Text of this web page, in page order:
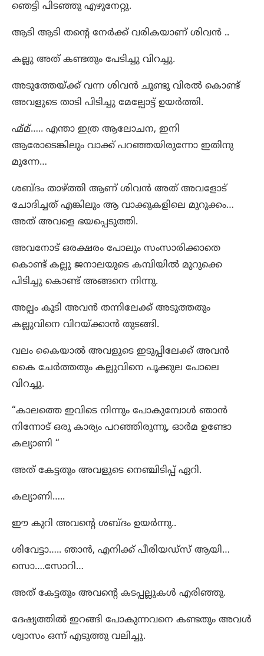
ഞെട്ടി പിടഞ്ഞു എഴുനേറ്റു.
ആടി ആടി തന്റെ നേർക്ക് വരികയാണ് ശിവൻ ..
കല്ലു അത് കണ്ടതും പേടിച്ചു വിറച്ചു.
അടുത്തേയ്ക്ക് വന്ന ശിവൻ ചൂണ്ടു വിരൽ കൊണ്ട്
അവളുടെ താടി പിടിച്ചു മേല്പോട്ട് ഉയർത്തി.
ഹ്മ്മ്….. എന്താ ഇത്ര ആലോചന, ഇനി
ആരോടെങ്കിലും വാക്ക് പറഞ്ഞയിരുന്നോ ഇതിനു
മുന്നേ…
ശബ്ദം താഴ്ത്തി ആണ് ശിവൻ അത് അവളോട്
ചോദിച്ചത് എങ്കിലും ആ വാക്കുകളിലെ മുറുക്കം…
അത് അവളെ ഭയപ്പെടുത്തി.
അവനോട് ഒരക്ഷരം പോലും സംസാരിക്കാതെ
കൊണ്ട് കല്ലു ജനാലയുടെ കമ്പിയിൽ മുറുക്കെ
പിടിച്ചു കൊണ്ട് അങ്ങനെ നിന്നു.
അല്പം കൂടി അവൻ തന്നിലേക്ക് അടുത്തതും
കല്ലുവിനെ വിറയ്ക്കാൻ തുടങ്ങി.
വലം കൈയാൽ അവളുടെ ഇടുപ്പിലേക്ക് അവൻ
കൈ ചേർത്തതും കല്ലുവിനെ പൂക്കുല പോലെ
വിറച്ചു.
“കാലത്തെ ഇവിടെ നിന്നും പോകുമ്പോൾ ഞാൻ
നിന്നോട് ഒരു കാര്യം പറഞ്ഞിരുന്നു, ഓർമ ഉണ്ടോ
കല്യാണി “
അത് കേട്ടതും അവളുടെ നെഞ്ചിടിപ്പ് ഏറി.
കല്യാണി…..
ഈ കുറി അവന്റെ ശബ്ദം ഉയർന്നു..
ശിവേട്ടാ….. ഞാൻ, എനിക്ക് പീരിയഡ്സ് ആയി…
സൊ….സോറി…
അത് കേട്ടതും അവന്റെ കടപ്പല്ലുകൾ എരിഞ്ഞു.
ദേഷ്യത്തിൽ ഇറങ്ങി പോകുന്നവനെ കണ്ടതും അവൾ
ശ്വാസം ഒന്ന് എടുത്തു വലിച്ചു.